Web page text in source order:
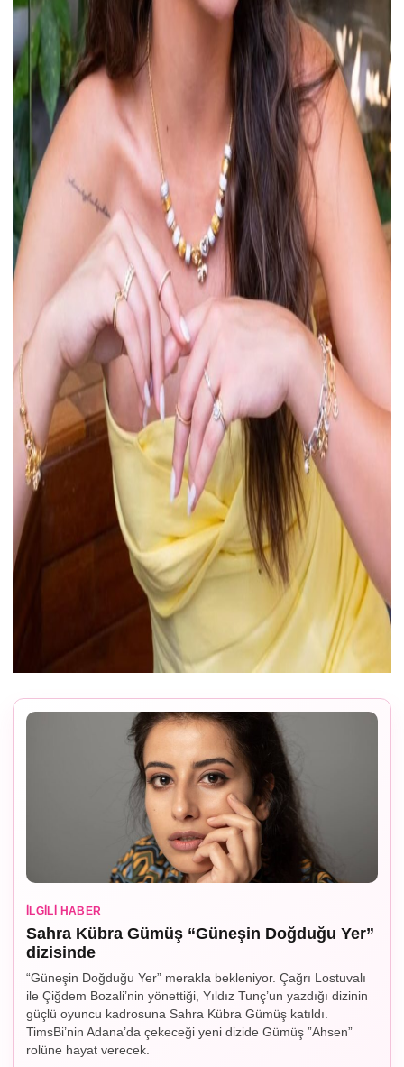
İLGILI HABER
Sahra Kübra Gümüş “Güneşin Doğduğu Yer”
dizisinde
“Güneşin Doğduğu Yer” merakla bekleniyor. Çağrı Lostuvalı
ile Çiğdem Bozali’nin yönettiği, Yıldız Tunç’un yazdığı dizinin
güçlü oyuncu kadrosuna Sahra Kübra Gümüş katıldı.
TimsBi’nin Adana’da çekeceği yeni dizide Gümüş ”Ahsen”
rolüne hayat verecek.